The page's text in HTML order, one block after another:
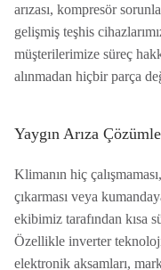
arızası, kompresör
gelişmiş teşhis
müşterilerimize süreç
alınmadan hiçbir parça
Yaygın Arıza
Klimanın hiç
çıkarması veya
ekibimiz tarafından kısa
Özellikle inverter
elektronik aksamları,